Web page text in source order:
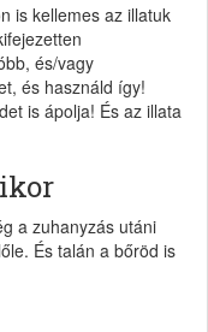
is kellemes az illatuk
és/vagy
és használd így!
is ápolja! És az illata
a zuhanyzás utáni
És talán a bőröd is